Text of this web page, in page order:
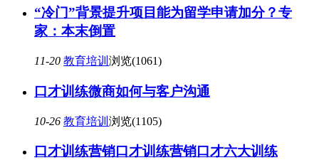
“冷门”背景提升项目能为留学申请加分？专
家：本末倒置
11-20 教育培训 浏览(1061)
口才训练微商如何与客户沟通
10-26 教育培训 浏览(1105)
口才训练营销口才训练营销口才六大训练